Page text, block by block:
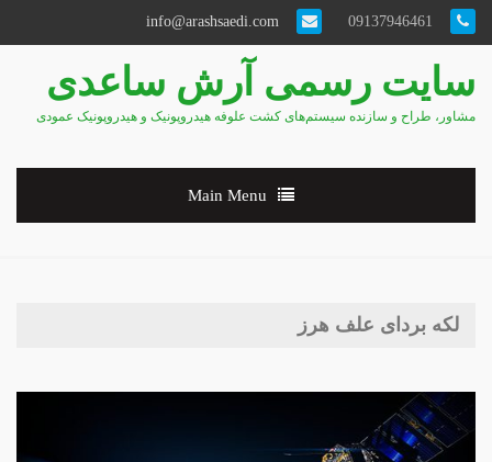
سایت رسمی آرش ساعدی
مشاور، طراح و سازنده سیستم‌های کشت علوفه هیدروپونیک و هیدروپونیک عمودی
Main Menu
لکه بردای علف هرز